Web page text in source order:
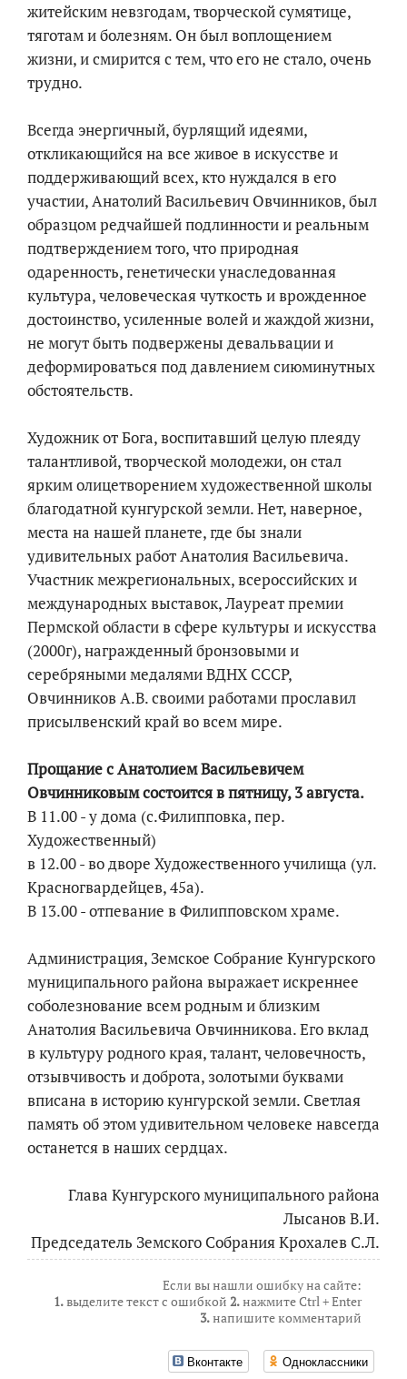
житейским невзгодам, творческой сумятице,
тяготам и болезням. Он был воплощением
жизни, и смирится с тем, что его не стало, очень
трудно.
Всегда энергичный, бурлящий идеями,
откликающийся на все живое в искусстве и
поддерживающий всех, кто нуждался в его
участии, Анатолий Васильевич Овчинников, был
образцом редчайшей подлинности и реальным
подтверждением того, что природная
одаренность, генетически унаследованная
культура, человеческая чуткость и врожденное
достоинство, усиленные волей и жаждой жизни,
не могут быть подвержены девальвации и
деформироваться под давлением сиюминутных
обстоятельств.
Художник от Бога, воспитавший целую плеяду
талантливой, творческой молодежи, он стал
ярким олицетворением художественной школы
благодатной кунгурской земли. Нет, наверное,
места на нашей планете, где бы знали
удивительных работ Анатолия Васильевича.
Участник межрегиональных, всероссийских и
международных выставок, Лауреат премии
Пермской области в сфере культуры и искусства
(2000г), награжденный бронзовыми и
серебряными медалями ВДНХ СССР,
Овчинников А.В. своими работами прославил
присылвенский край во всем мире.
Прощание с Анатолием Васильевичем
Овчинниковым состоится в пятницу, 3 августа.
В 11.00 - у дома (с.Филипповка, пер.
Художественный)
в 12.00 - во дворе Художественного училища (ул.
Красногвардейцев, 45а).
В 13.00 - отпевание в Филипповском храме.
Администрация, Земское Собрание Кунгурского
муниципального района выражает искреннее
соболезнование всем родным и близким
Анатолия Васильевича Овчинникова. Его вклад
в культуру родного края, талант, человечность,
отзывчивость и доброта, золотыми буквами
вписана в историю кунгурской земли. Светлая
память об этом удивительном человеке навсегда
останется в наших сердцах.
Глава Кунгурского муниципального района
Лысанов В.И.
Председатель Земского Собрания Крохалев С.Л.
Если вы нашли ошибку на сайте:
1.выделите текст с ошибкой 2.нажмите Ctrl + Enter
3.напишите комментарий
Вконтакте Одноклассники